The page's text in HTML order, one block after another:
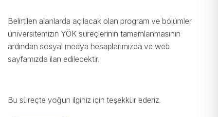
Belirtilen alanlarda açılacak olan program ve bölümler
üniversitemizin YÖK süreçlerinin tamamlanmasının
ardından sosyal medya hesaplarımızda ve web
sayfamızda ilan edilecektir.
Bu süreçte yoğun ilginiz için teşekkür ederiz.